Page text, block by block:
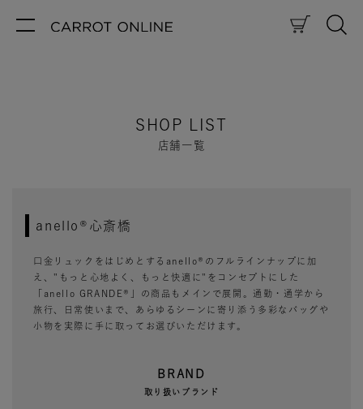
SHOP LIST
店舗一覧
anello®心斎橋
口金リュックをはじめとするanello®のフルラインナップに加
え、"もっと心地よく、もっと快適に"をコンセプトにした
「anello GRANDE®」の商品もメインで展開。通勤・通学から
旅行、日常使いまで、あらゆるシーンに寄り添う多彩なバッグや
小物を実際に手に取ってお選びいただけます。
BRAND
取り扱いブランド